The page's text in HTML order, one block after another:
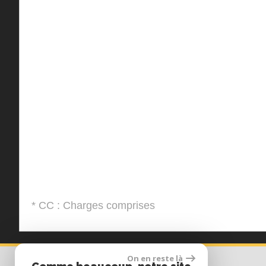
* CC : Charges comprises
On en reste là